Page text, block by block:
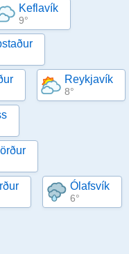
Keflavík
9°
Reykjavík
8°
Ólafsvík
6°